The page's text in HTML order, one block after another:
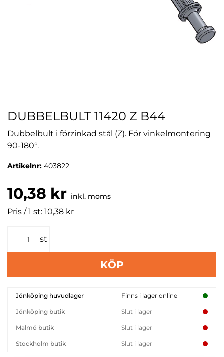
DUBBELBULT 11420 Z B44
Dubbelbult i förzinkad stål (Z). För vinkelmontering
90-180°.
Artikelnr: 403822
10,38 kr inkl. moms
Pris / 1 st: 10,38 kr
st
KÖP
Jönköping huvudlager Finns i lager online
Jönköping butik Slut i lager
Malmö butik Slut i lager
Stockholm butik Slut i lager